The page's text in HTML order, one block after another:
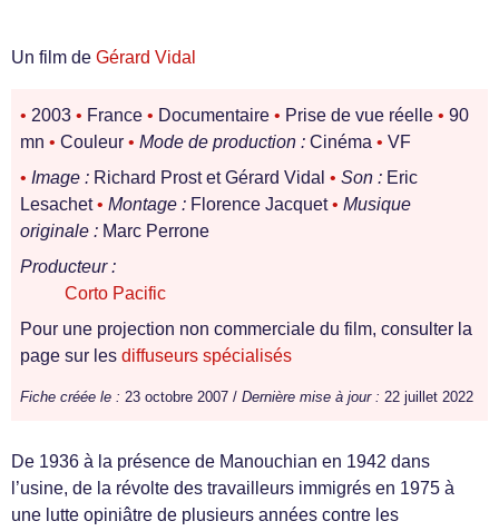
Un film de Gérard Vidal
• 2003 • France • Documentaire • Prise de vue réelle • 90
mn • Couleur • Mode de production : Cinéma • VF
• Image : Richard Prost et Gérard Vidal • Son : Eric
Lesachet• Montage : Florence Jacquet• Musique
originale : Marc Perrone
Producteur :
Corto Pacific
Pour une projection non commerciale du film, consulter la
page sur les diffuseurs spécialisés
Fiche créée le : 23 octobre 2007 / Dernière mise à jour : 22 juillet 2022
De 1936 à la présence de Manouchian en 1942 dans
l’usine, de la révolte des travailleurs immigrés en 1975 à
une lutte opiniâtre de plusieurs années contre les